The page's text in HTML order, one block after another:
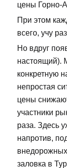
цены Горно-
При этом
всего, учу
Но вдруг
настоящий).
конкретную
непростая
цены
участники
раза. Здесь
напротив,
заловка в